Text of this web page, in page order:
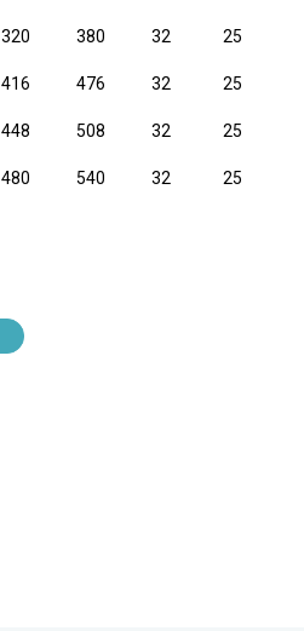
320 380 32 25
416 476 32 25
448 508 32 25
480 540 32 25